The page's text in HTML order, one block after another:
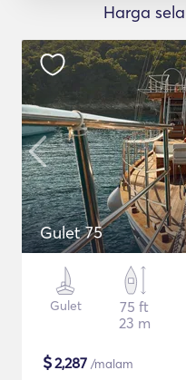
Harga
Gulet 75
Gulet
75 ft
23 m
$2,287 /malam